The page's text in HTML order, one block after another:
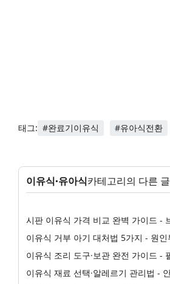
태그: #완료기이유식 #유아식전환
이유식·유아식카테고리의 다른 글